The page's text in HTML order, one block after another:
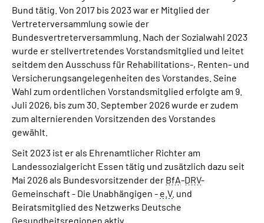
Bund tätig. Von 2017 bis 2023 war er Mitglied der
Vertreterversammlung sowie der
Bundesvertreterversammlung. Nach der Sozialwahl 2023
wurde er stellvertretendes Vorstandsmitglied und leitet
seitdem den Ausschuss für Rehabilitations-, Renten- und
Versicherungsangelegenheiten des Vorstandes. Seine
Wahl zum ordentlichen Vorstandsmitglied erfolgte am 9.
Juli 2026, bis zum 30. September 2026 wurde er zudem
zum alternierenden Vorsitzenden des Vorstandes
gewählt.
Seit 2023 ist er als Ehrenamtlicher Richter am
Landessozialgericht Essen tätig und zusätzlich dazu seit
Mai 2026 als Bundesvorsitzender der BfA-DRV-
Gemeinschaft - Die Unabhängigen - e.V. und
Beiratsmitglied des Netzwerks Deutsche
Gesundheitsregionen aktiv.